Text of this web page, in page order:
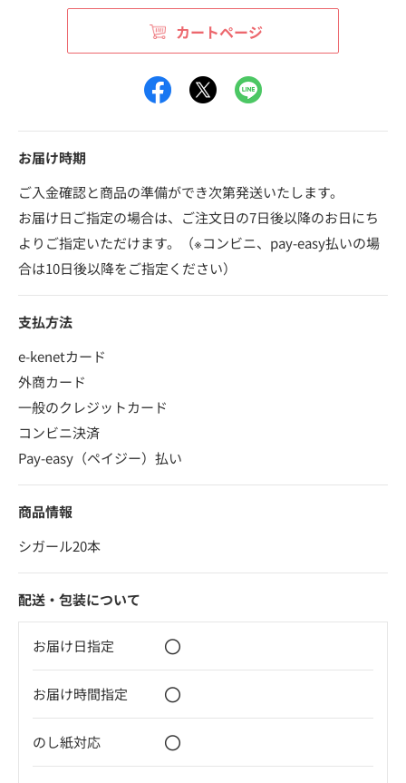
カートページ
お届け時期
ご入金確認と商品の準備ができ次第発送いたします。
お届け日ご指定の場合は、ご注文日の7日後以降のお日にち
よりご指定いただけます。（※コンビニ、pay-easy払いの場
合は10日後以降をご指定ください）
支払方法
e-kenetカード
外商カード
一般のクレジットカード
コンビニ決済
Pay-easy（ペイジー）払い
商品情報
シガール20本
配送・包装について
お届け日指定 〇
お届け時間指定 〇
のし紙対応 〇